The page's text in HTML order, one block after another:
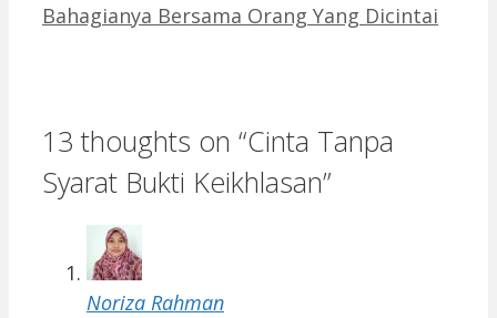
Bahagianya Bersama Orang Yang Dicintai
13 thoughts on “Cinta Tanpa
Syarat Bukti Keikhlasan”
Noriza Rahman